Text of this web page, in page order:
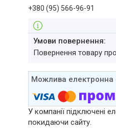
+380 (95) 566-96-91
повернення товару
У компанії підключені
покидаючи сайту.